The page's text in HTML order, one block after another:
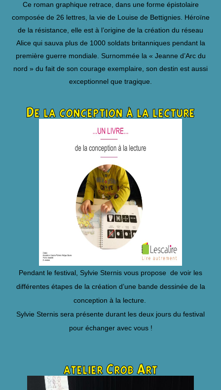
Ce roman graphique retrace, dans une forme épistolaire
composée de 26 lettres, la vie de Louise de Bettignies. Héroïne
de la résistance, elle est à l’origine de la création du réseau
Alice qui sauva plus de 1000 soldats britanniques pendant la
première guerre mondiale. Surnommée la « Jeanne d’Arc du
nord » du fait de son courage exemplaire, son destin est aussi
exceptionnel que tragique.
De la conception à la lecture
Pendant le festival, Sylvie Sternis vous propose de voir les
différentes étapes de la création d’une bande dessinée de la
conception à la lecture.
Sylvie Sternis sera présente durant les deux jours du festival
pour échanger avec vous !
atelier Crob Art